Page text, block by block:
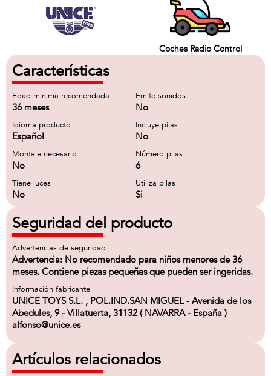
Coches Radio Control
Características
Edad minima recomendada
36 meses
Emite sonidos
No
Idioma producto
Español
Incluye pilas
No
Montaje necesario
No
Número pilas
6
Tiene luces
No
Utiliza pilas
Si
Seguridad del producto
Advertencias de seguridad
Advertencia: No recomendado para niños menores de 36
meses. Contiene piezas pequeñas que pueden ser ingeridas.
Información fabricante
UNICE TOYS S.L. , POL.IND.SAN MIGUEL - Avenida de los
Abedules, 9 - Villatuerta, 31132 ( NAVARRA - España )
alfonso@unice.es
Artículos relacionados